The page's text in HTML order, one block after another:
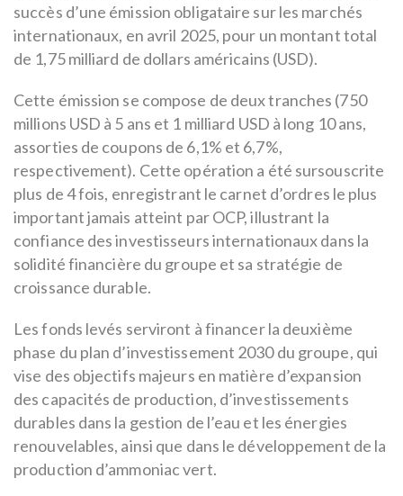
succès d’une émission obligataire sur les marchés
internationaux, en avril 2025, pour un montant total
de 1,75 milliard de dollars américains (USD).
Cette émission se compose de deux tranches (750
millions USD à 5 ans et 1 milliard USD à long 10 ans,
assorties de coupons de 6,1% et 6,7%,
respectivement). Cette opération a été sursouscrite
plus de 4 fois, enregistrant le carnet d’ordres le plus
important jamais atteint par OCP, illustrant la
confiance des investisseurs internationaux dans la
solidité financière du groupe et sa stratégie de
croissance durable.
Les fonds levés serviront à financer la deuxième
phase du plan d’investissement 2030 du groupe, qui
vise des objectifs majeurs en matière d’expansion
des capacités de production, d’investissements
durables dans la gestion de l’eau et les énergies
renouvelables, ainsi que dans le développement de la
production d’ammoniac vert.